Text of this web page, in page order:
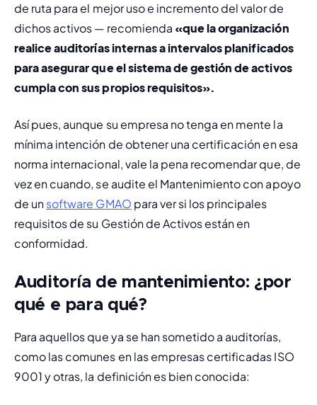
de ruta para el mejor uso e incremento del valor de
dichos activos — recomienda «que la organización
realice auditorías internas a intervalos planificados
para asegurar que el sistema de gestión de activos
cumpla con sus propios requisitos».
Así pues, aunque su empresa no tenga en mente la
mínima intención de obtener una certificación en esa
norma internacional, vale la pena recomendar que, de
vez en cuando, se audite el Mantenimiento con apoyo
de un software GMAO para ver si los principales
requisitos de su Gestión de Activos están en
conformidad.
Auditoría de mantenimiento: ¿por
qué e para qué?
Para aquellos que ya se han sometido a auditorías,
como las comunes en las empresas certificadas ISO
9001 y otras, la definición es bien conocida: